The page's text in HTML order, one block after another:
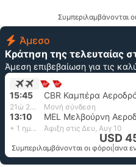
Συμπεριλαμβάνονται
Άμεσο
Κράτηση της τελευταίας
Άμεση επιβεβαίωση για τις
15:45 CBR Καμπέρα
21ώ 25λεπτά Μονή σύνδεση
13:10
+ 1 ημέρα Άφιξη στις Δευ, Αυγ 10
USD
Συμπεριλαμβάνονται οι φόροι ανα